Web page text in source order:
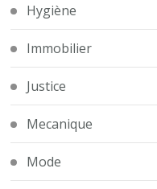
Hygiène
Immobilier
Justice
Mecanique
Mode